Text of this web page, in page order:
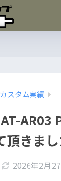
スタム実績
AR03
頂きま
2026年2月